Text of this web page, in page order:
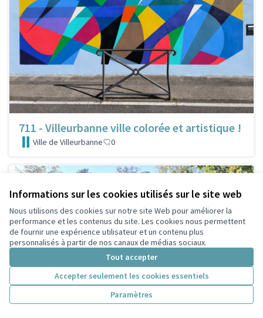
Informations sur les cookies utilisés sur le site web
Nous utilisons des cookies sur notre site Web pour améliorer la
performance et les contenus du site. Les cookies nous permettent
de fournir une expérience utilisateur et un contenu plus
personnalisés à partir de nos canaux de médias sociaux.
Tout accepter
Accepter seulement les cookies essentiels
Paramètres
711 - Villeurbanne ville colorée et artistique !
Ville de Villeurbanne 0